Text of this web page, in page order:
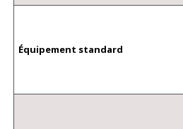
Équipement standard